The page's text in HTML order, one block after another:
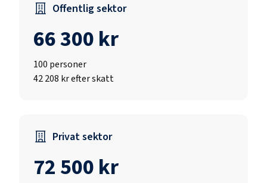
Offentlig sektor
66 300 kr
100 personer
42 208 kr efter skatt
Privat sektor
72 500 kr